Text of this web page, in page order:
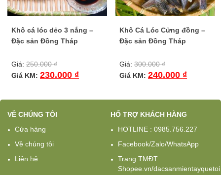
Khô cá lóc dẻo 3 nắng –
Đặc sản Đồng Tháp
Giá: 250.000₫
Giá KM: 230.000 ₫
Khô Cá Lóc Cửng đồng –
Đặc sản Đồng Tháp
Giá:300.000₫
Giá KM:240.000 ₫
VỀ CHÚNG TÔI
Cửa hàng
Về chúng tôi
Liên hệ
HỔ TRỢ KHÁCH HÀNG
HOTLINE : 0985.756.227
Facebook/Zalo/WhatsApp
Trang TMĐT
Shopee.vn/dacsanmientayquetoi